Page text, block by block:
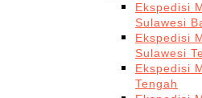
Ekspedisi
Sulawesi
Ekspedisi
Sulawesi
Ekspedisi
Tengah